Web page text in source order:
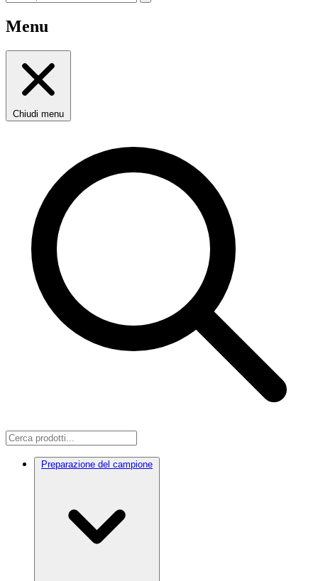
Menu
Chiudi menu
Preparazione del campione